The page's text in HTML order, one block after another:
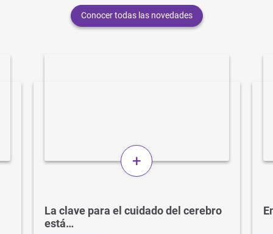
Conocer todas las novedades
+
La clave para el cuidado del cerebro
está…